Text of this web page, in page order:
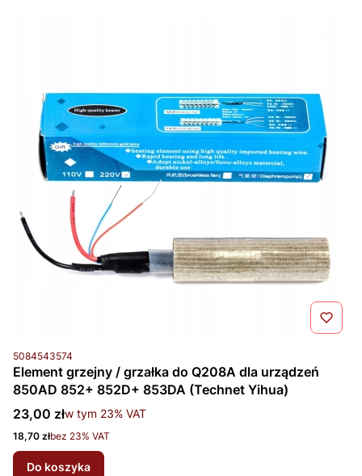
Kod produktu
5084543574
Element grzejny / grzałka do Q208A dla urządzeń
850AD 852+ 852D+ 853DA (Technet Yihua)
Cena brutto
23,00 złw tym %s VAT
w tym 23% VAT
Cena netto
18,70 złbez 23% VAT
Do koszyka